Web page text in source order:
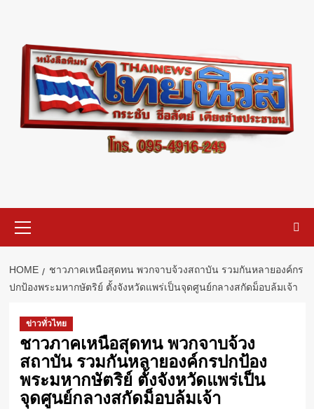
content
Menu
HOME
ชาวภาคเหนือสุดทน พวกจาบจ้วงสถาบัน รวมกันหลายองค์กร
ปกป้องพระมหากษัตริย์ ตั้งจังหวัดแพร่เป็นจุดศูนย์กลางสกัดม็อบล้มเจ้า
ข่าวทั่วไทย
ชาวภาคเหนือสุดทน พวกจาบจ้วง
สถาบัน รวมกันหลายองค์กรปกป้อง
พระมหากษัตริย์ ตั้งจังหวัดแพร่เป็น
จุดศูนย์กลางสกัดม็อบล้มเจ้า